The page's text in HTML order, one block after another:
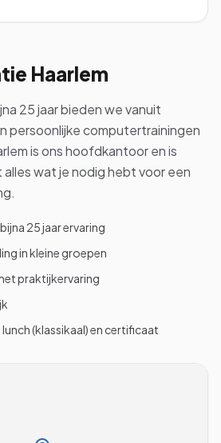
Haarlem
25 jaar bieden we vanuit
persoonlijke computertrainingen
is ons hoofdkantoor en is
wat je nodig hebt voor een
25 jaar ervaring
in kleine groepen
praktijkervaring
(klassikaal) en certificaat